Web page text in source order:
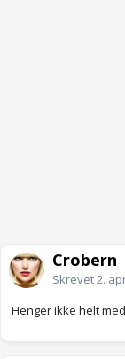
Crobern
Skrevet2.
Henger ikke helt